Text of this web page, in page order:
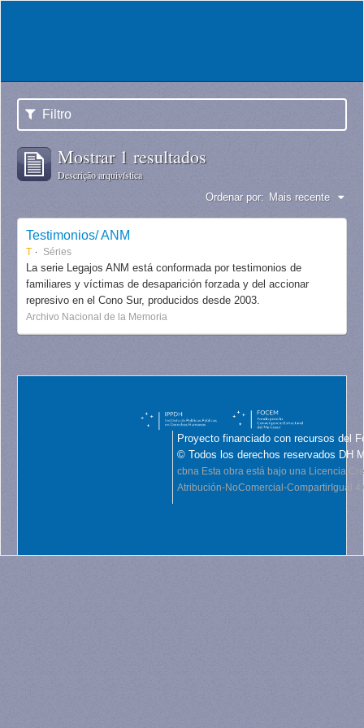
Filtro
Mostrar 1 resultados
Descrição arquivística
Ordenar por: Mais recente
Testimonios/ ANM
T Séries
La serie Legajos ANM está conformada por testimonios de
familiares y víctimas de desaparición forzada y del accionar
represivo en el Cono Sur, producidos desde 2003.
Archivo Nacional de la Memoria
Proyecto financiado con recursos del
© Todos los derechos reservados DH
cbna Esta obra está bajo una Licencia
Atribución-NoComercial-CompartirIgual